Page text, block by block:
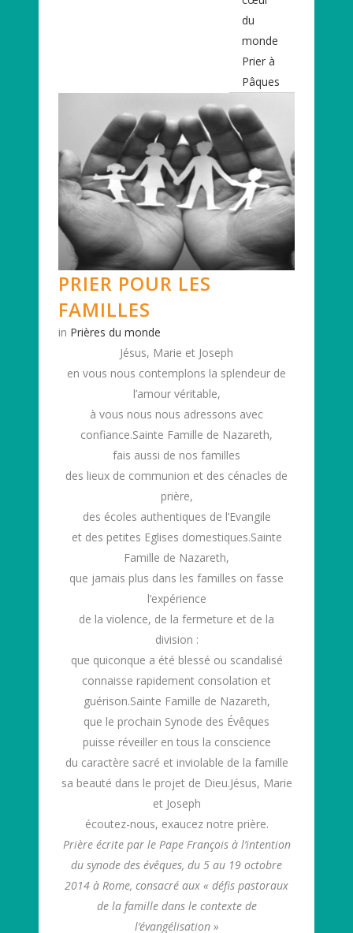
du
monde
Prier à
Pâques
PRIER POUR LES
FAMILLES
in Prières du monde
Jésus, Marie et Joseph
en vous nous contemplons la splendeur de
l’amour véritable,
à vous nous nous adressons avec
confiance.Sainte Famille de Nazareth,
fais aussi de nos familles
des lieux de communion et des cénacles de
prière,
des écoles authentiques de l’Evangile
et des petites Eglises domestiques.Sainte
Famille de Nazareth,
que jamais plus dans les familles on fasse
l’expérience
de la violence, de la fermeture et de la
division :
que quiconque a été blessé ou scandalisé
connaisse rapidement consolation et
guérison.Sainte Famille de Nazareth,
que le prochain Synode des Évêques
puisse réveiller en tous la conscience
du caractère sacré et inviolable de la famille
sa beauté dans le projet de Dieu.Jésus, Marie
et Joseph
écoutez-nous, exaucez notre prière.
Prière écrite par le Pape François à l’intention
du synode des évêques, du 5 au 19 octobre
2014 à Rome, consacré aux « défis pastoraux
de la famille dans le contexte de
l’évangélisation »